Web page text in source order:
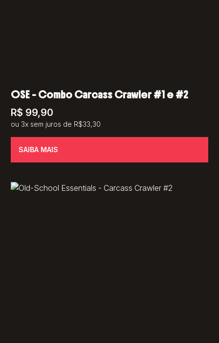
OSE – Combo Carcass Crawler #1 e #2
R$ 99,90
ou 3x sem juros de R$33,30
SAIBA MAIS